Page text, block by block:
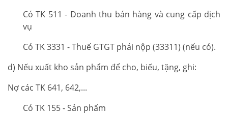
Có TK 511 - Doanh thu bán hàng và cung cấp dịch
vụ
Có TK 3331 - Thuế GTGT phải nộp (33311) (nếu có).
d) Nếu xuất kho sản phẩm để cho, biếu, tặng, ghi:
Nợ các TK 641, 642,...
Có TK 155 - Sản phẩm